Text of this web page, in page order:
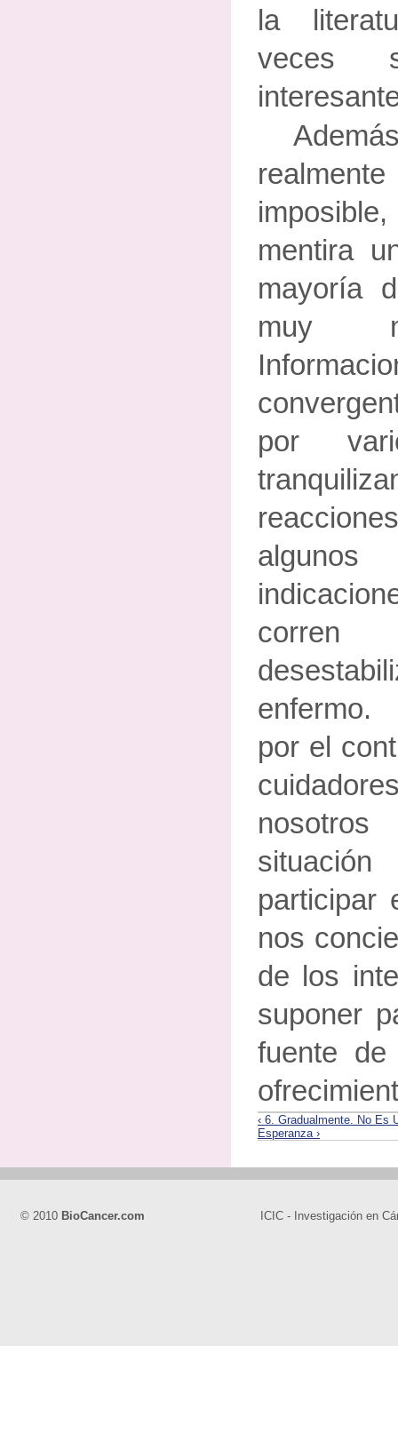
la
veces
mentira
mayoría
muy
por
enfermo.
por el
participar
nos
de los
suponer
fuente
‹ 6. Gradualmente. No Es
Esperanza ›
© 2010 BioCancer.com ICIC - Investigación en